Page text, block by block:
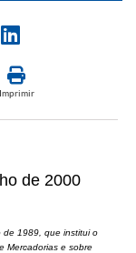
Imprimir
de 2000
de 1989, que institui o
Mercadorias e sobre